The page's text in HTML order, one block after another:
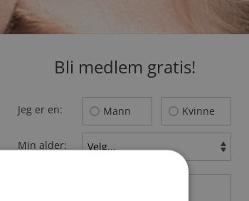
Bli medlem gratis!
Jeg er en: Mann Kvinne
Min alder: